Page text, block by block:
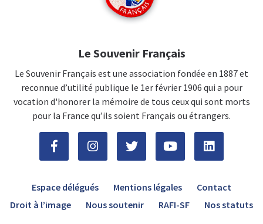
Le Souvenir Français
Le Souvenir Français est une association fondée en 1887 et
reconnue d’utilité publique le 1er février 1906 qui a pour
vocation d'honorer la mémoire de tous ceux qui sont morts
pour la France qu’ils soient Français ou étrangers.
Espace délégués Mentions légales
Contact
Droit à l’image
Nous soutenir RAFI-SF Nos statuts